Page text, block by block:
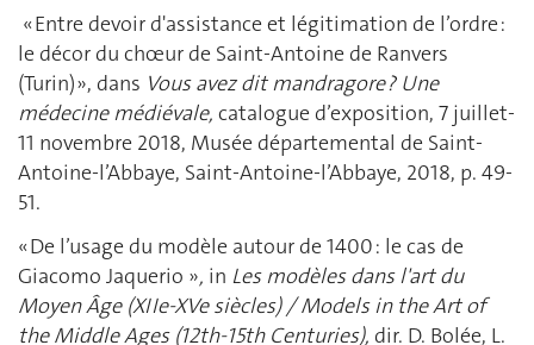
« Entre devoir d'assistance et légitimation de l’ordre :
le décor du chœur de Saint-Antoine de Ranvers
(Turin) », dans Vous avez dit mandragore ? Une
médecine médiévale, catalogue d’exposition, 7 juillet-
11 novembre 2018, Musée départemental de Saint-
Antoine-l’Abbaye, Saint-Antoine-l’Abbaye, 2018, p. 49-
51.
« De l’usage du modèle autour de 1400 : le cas de
Giacomo Jaquerio », in Les modèles dans l'art du
Moyen Âge (XIIe-XVe siècles) / Models in the Art of
the Middle Ages (12th-15th Centuries), dir. D. Bolée, L.